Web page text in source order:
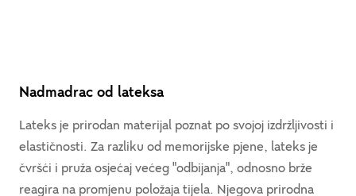
Nadmadrac od lateksa
Lateks je prirodan materijal poznat po svojoj izdržljivosti i
elastičnosti. Za razliku od memorijske pjene, lateks je
čvršći i pruža osjećaj većeg "odbijanja", odnosno brže
reagira na promjenu položaja tijela. Njegova prirodna